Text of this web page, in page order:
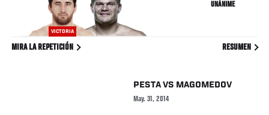
VICTORIA
UNÁNIME
MIRA LA REPETICIÓN RESUMEN
PESTAVS MAGOMEDOV
May. 31, 2014